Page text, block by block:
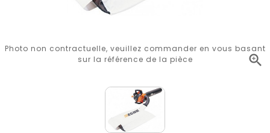

Photo non contractuelle, veuillez commander en vous basant
sur la référence de la pièce